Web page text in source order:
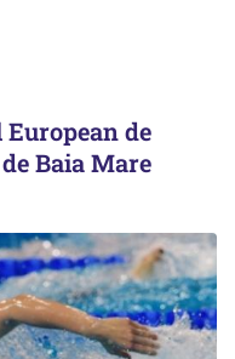
de
Baia Mare